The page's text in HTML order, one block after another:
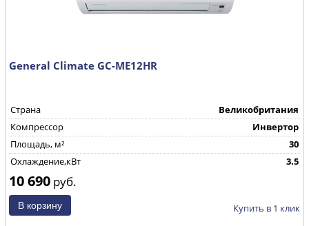
General Climate GC-ME12HR
Страна
Великобритания
Компрессор
Инвертор
Площадь, м²
30
Охлаждение,кВт
3.5
10 690 руб.
Купить в 1 клик